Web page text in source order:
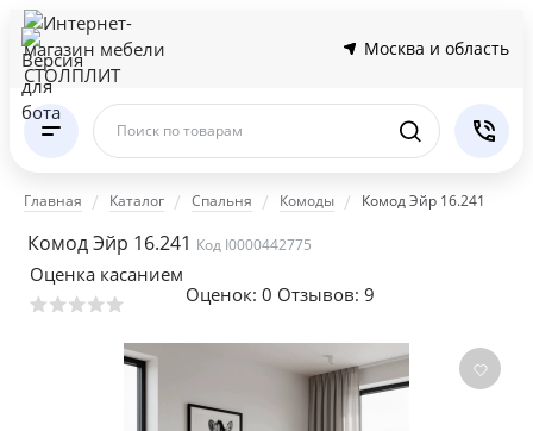
Москва и область
Поиск по товарам
Главная Каталог Спальня Комоды Комод Эйр 16.241
Комод Эйр 16.241 Код I0000442775
Оценка касанием
Оценок: 0 Отзывов: 9